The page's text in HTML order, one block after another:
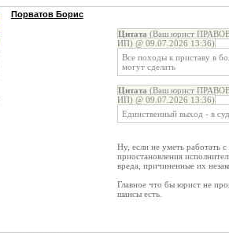
Порватов Борис
Цитата (Ваш юрист
ИП) @ 09.07.2026 13:36)
Все походы к приставу в
могут сделать
Цитата (Ваш юрист
ИП) @ 09.07.2026 13:36)
Единственный выход - в
Ну, если не уметь работать
приостановления
вреда, причиненные их
Главное что бы юрист не
шансы есть.